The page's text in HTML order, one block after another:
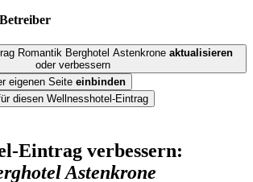
Betreiber
Romantik Berghotel Astenkrone aktualisieren
oder verbessern
eigenen Seite einbinden
diesen Wellnesshotel-Eintrag
Eintrag verbessern:
Astenkrone